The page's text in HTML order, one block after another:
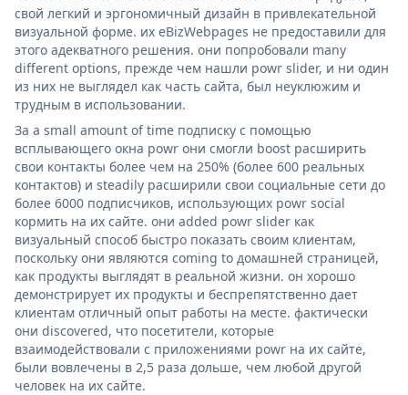
свой легкий и эргономичный дизайн в привлекательной
визуальной форме. их eBizWebpages не предоставили для
этого адекватного решения. они попробовали many
different options, прежде чем нашли powr slider, и ни один
из них не выглядел как часть сайта, был неуклюжим и
трудным в использовании.
За a small amount of time подписку с помощью
всплывающего окна powr они смогли boost расширить
свои контакты более чем на 250% (более 600 реальных
контактов) и steadily расширили свои социальные сети до
более 6000 подписчиков, использующих powr social
кормить на их сайте. они added powr slider как
визуальный способ быстро показать своим клиентам,
поскольку они являются coming to домашней страницей,
как продукты выглядят в реальной жизни. он хорошо
демонстрирует их продукты и беспрепятственно дает
клиентам отличный опыт работы на месте. фактически
они discovered, что посетители, которые
взаимодействовали с приложениями powr на их сайте,
были вовлечены в 2,5 раза дольше, чем любой другой
человек на их сайте.